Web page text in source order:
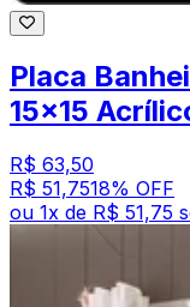
Placa
15x15
R$ 63,50
R$ 51,7518% OFF
ou 1x de R$ 51,75